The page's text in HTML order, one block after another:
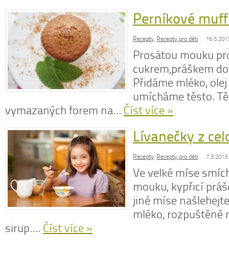
Perníkové
Recepty, Recepty pro děti
Prosátou mouku
cukrem,práškem
Přidáme mléko,
umícháme těsto.
vymazaných forem na… Číst více »
Lívanečky z
Recepty, Recepty pro děti 7.3.2013
Ve velké míse
mouku, kypřicí
jiné míse
mléko, rozpuštěné
sirup…. Číst více »